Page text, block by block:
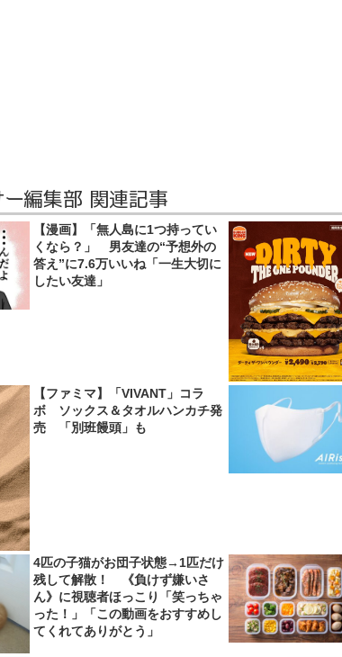
ー編集部 関連記事
【漫画】「無人島に1つ持ってい
くなら？」 男友達の“予想外の
答え”に7.6万いいね「一生大切に
したい友達」
【ファミマ】「VIVANT」コラ
ボ ソックス＆タオルハンカチ発
売 「別班饅頭」も
4匹の子猫がお団子状態→1匹だけ
残して解散！ 《負けず嫌いさ
ん》に視聴者ほっこり「笑っちゃ
った！」「この動画をおすすめし
てくれてありがとう」